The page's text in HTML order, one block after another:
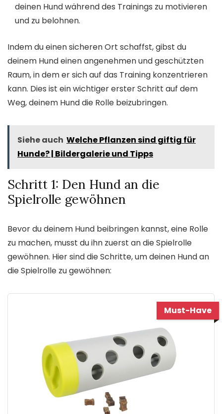
deinen Hund während des Trainings zu motivieren
und zu belohnen.
Indem du einen sicheren Ort schaffst, gibst du
deinem Hund einen angenehmen und geschützten
Raum, in dem er sich auf das Training konzentrieren
kann. Dies ist ein wichtiger erster Schritt auf dem
Weg, deinem Hund die Rolle beizubringen.
Siehe auch Welche Pflanzen sind giftig für
Hunde? | Bildergalerie und Tipps
Schritt 1: Den Hund an die
Spielrolle gewöhnen
Bevor du deinem Hund beibringen kannst, eine Rolle
zu machen, musst du ihn zuerst an die Spielrolle
gewöhnen. Hier sind die Schritte, um deinen Hund an
die Spielrolle zu gewöhnen:
Must-Have